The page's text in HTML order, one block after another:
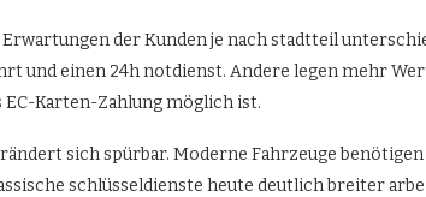
der Kunden je nach stadtteil
und einen 24h notdienst. Andere legen mehr
Karten-Zahlung möglich ist.
sich spürbar. Moderne Fahrzeuge
schlüsseldienste heute deutlich breiter